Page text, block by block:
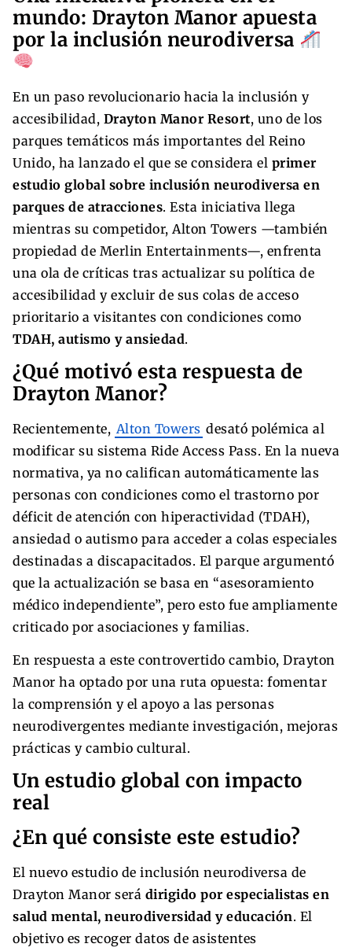
mundo: Drayton Manor apuesta
por la inclusión neurodiversa
En un paso revolucionario hacia la inclusión y
accesibilidad, Drayton Manor Resort, uno de los
parques temáticos más importantes del Reino
Unido, ha lanzado el que se considera el primer
estudio global sobre inclusión neurodiversa en
parques de atracciones. Esta iniciativa llega
mientras su competidor, Alton Towers —también
propiedad de Merlin Entertainments—, enfrenta
una ola de críticas tras actualizar su política de
accesibilidad y excluir de sus colas de acceso
prioritario a visitantes con condiciones como
TDAH, autismo y ansiedad.
¿Qué motivó esta respuesta de
Drayton Manor?
Recientemente, Alton Towers desató polémica al
modificar su sistema Ride Access Pass. En la nueva
normativa, ya no califican automáticamente las
personas con condiciones como el trastorno por
déficit de atención con hiperactividad (TDAH),
ansiedad o autismo para acceder a colas especiales
destinadas a discapacitados. El parque argumentó
que la actualización se basa en “asesoramiento
médico independiente”, pero esto fue ampliamente
criticado por asociaciones y familias.
En respuesta a este controvertido cambio, Drayton
Manor ha optado por una ruta opuesta: fomentar
la comprensión y el apoyo a las personas
neurodivergentes mediante investigación, mejoras
prácticas y cambio cultural.
Un estudio global con impacto
real
¿En qué consiste este estudio?
El nuevo estudio de inclusión neurodiversa de
Drayton Manor será dirigido por especialistas en
salud mental, neurodiversidad y educación. El
objetivo es recoger datos de asistentes